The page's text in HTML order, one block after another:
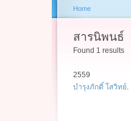
Home
สารนิพนธ์
Found 1 results
2559
บำรุงภักดิ์ โสวิทย์.